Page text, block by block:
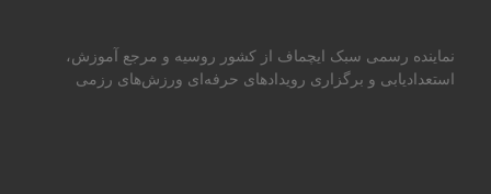
نماینده رسمی سبک ایچماف از کشور روسیه و مرجع آموزش،
استعدادیابی و برگزاری رویدادهای حرفه‌ای ورزش‌های رزمی